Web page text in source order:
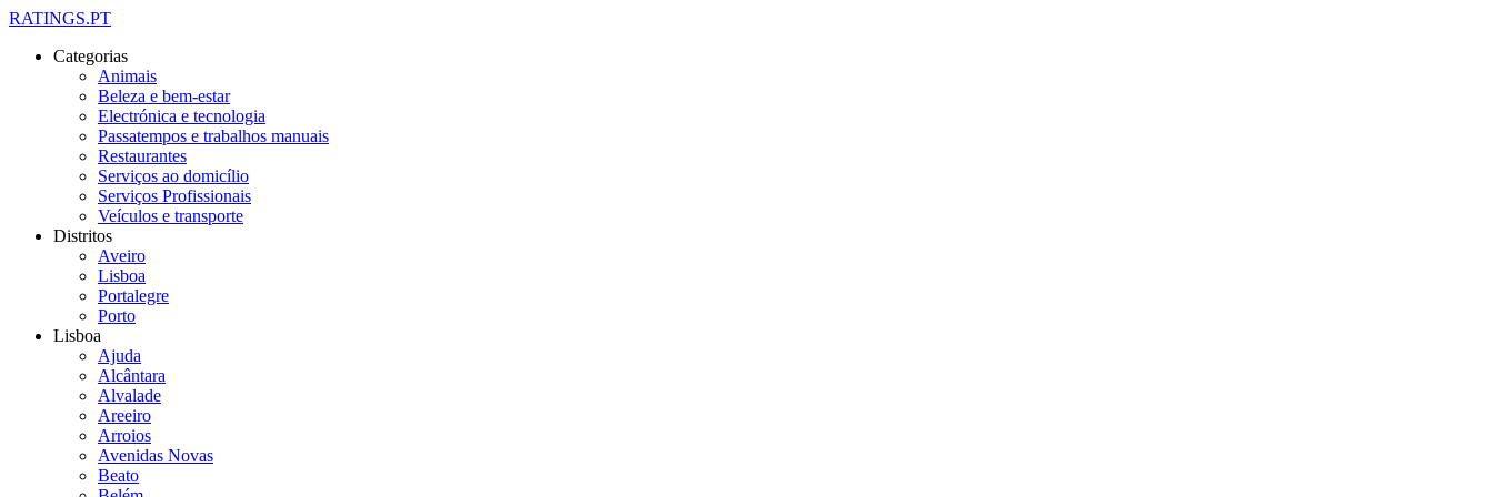
RATINGS.PT
Categorias
Animais
Beleza e bem-estar
Electrónica e tecnologia
Passatempos e trabalhos manuais
Restaurantes
Serviços ao domicílio
Serviços Profissionais
Veículos e transporte
Distritos
Aveiro
Lisboa
Portalegre
Porto
Lisboa
Ajuda
Alcântara
Alvalade
Areeiro
Arroios
Avenidas Novas
Beato